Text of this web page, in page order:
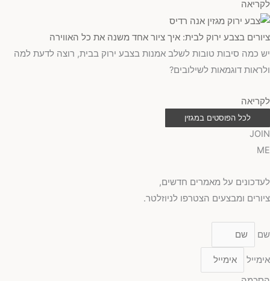
לקריאה
ציורים בצבע ירוק לבית: איך ציור אחד משנה את כל האווירה
יש כמה סיבות טובות לשלב אמנות בצבע ירוק בבית, רוצה לדעת למה
ולראות דוגמאות לשילובים?
לקריאה
לכל הפוסטים במגזין
JOIN
ME
לעדכונים על מאמרים חדשים,
ציורים ומבצעים הצטרפו לניוזלטר.
שם
אימייל